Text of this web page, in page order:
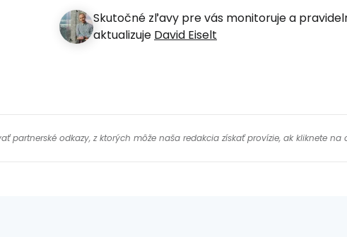
Skutočné zľavy pre vás monitoruje a
aktualizuje David Eiselt
partnerské odkazy, z ktorých môže naša redakcia získať provízie, ak kliknete na